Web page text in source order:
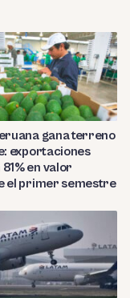
gana terreno
exportaciones
en valor
el primer semestre